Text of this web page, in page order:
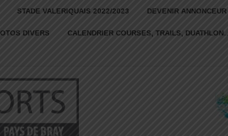
STADE VALERIQUAIS 2022/2023 DEVENIR ANNONCEUR
DIVERS CALENDRIER COURSES, TRAILS, DUATHLON…